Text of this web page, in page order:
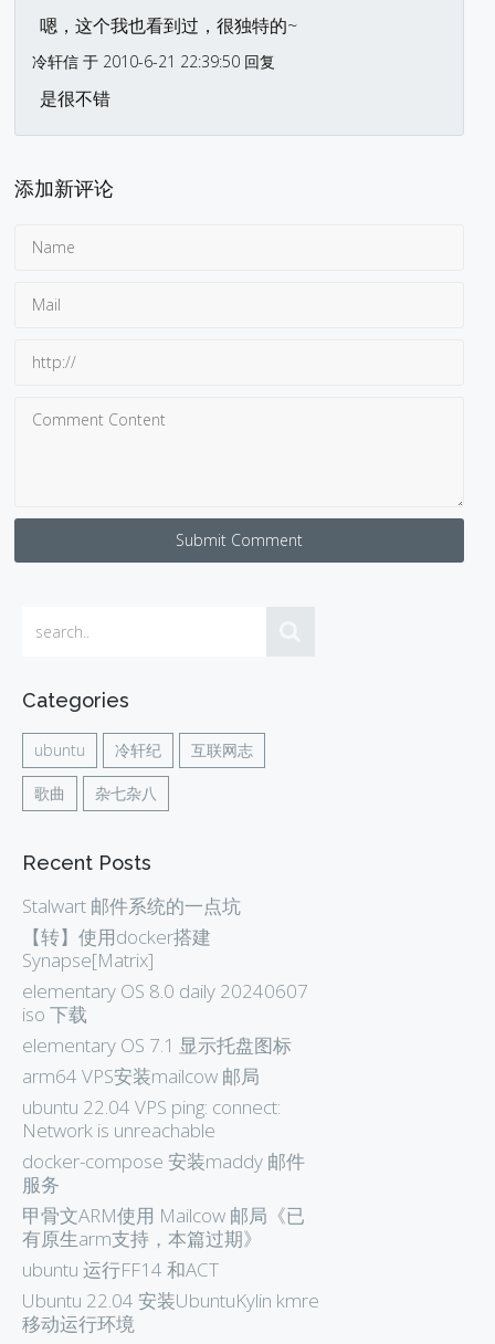
嗯，这个我也看到过，很独特的~
冷轩信 于 2010-6-21 22:39:50 回复
是很不错
添加新评论
Submit Comment
Categories
ubuntu 冷轩纪 互联网志
歌曲 杂七杂八
Recent Posts
Stalwart 邮件系统的一点坑
【转】使用docker搭建
Synapse[Matrix]
elementary OS 8.0 daily 20240607
iso 下载
elementary OS 7.1 显示托盘图标
arm64 VPS安装mailcow 邮局
ubuntu 22.04 VPS ping: connect:
Network is unreachable
docker-compose 安装maddy 邮件
服务
甲骨文ARM使用 Mailcow 邮局《已
有原生arm支持，本篇过期》
ubuntu 运行FF14 和ACT
Ubuntu 22.04 安装UbuntuKylin kmre
移动运行环境